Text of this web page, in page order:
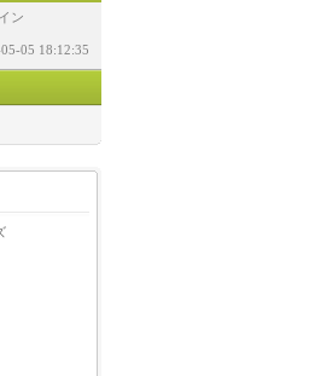
ン
05 18:12:35